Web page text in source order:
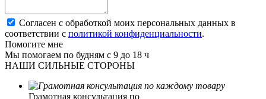
Согласен с обработкой моих персональных данных в
соответствии с политикой конфиденциальности.
Помогите мне
Мы помогаем по будням с 9 до 18 ч
НАШИ СИЛЬНЫЕ СТОРОНЫ
Грамотная консультация по